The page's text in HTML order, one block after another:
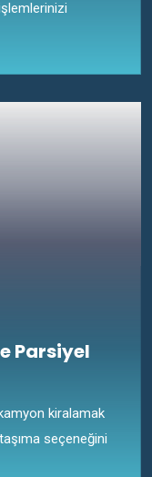
Parsiyel
kiralamak
seçeneğini